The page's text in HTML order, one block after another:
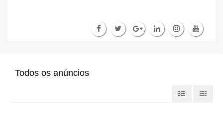
Todos os anúncios